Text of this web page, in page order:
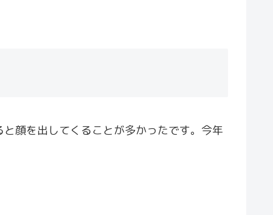
顔を出してくることが多かったです。今年